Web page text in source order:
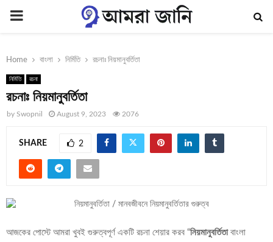
PRIMARY
Home বাংলা নির্মিতি রচনাঃ নিয়মানুবর্তিতা
নির্মিতি রচনা
রচনাঃ নিয়মানুবর্তিতা
by Swopnil August 9, 2023 2076
SHARE 2
আজকের পোস্টে আমরা খুবই গুরুত্বপূর্ণ একটি রচনা শেয়ার করব “নিয়মানুবর্তিতাবাংলা